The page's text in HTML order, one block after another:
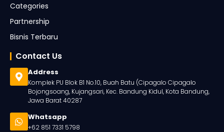
Categories
Partnership
Bisnis Terbaru
Contact Us
Address
Komplek PU Blok B1 No.10, Buah Batu (Cipagalo Cipagalo
Bojongsoang, Kujangsari, Kec. Bandung Kidul, Kota Bandung,
Jawa Barat 40287
Whatsapp
+62 851 7331 5798